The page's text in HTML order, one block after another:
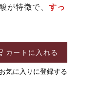
が特徴で、 すっ
カートに入れる
お気に入りに登録する